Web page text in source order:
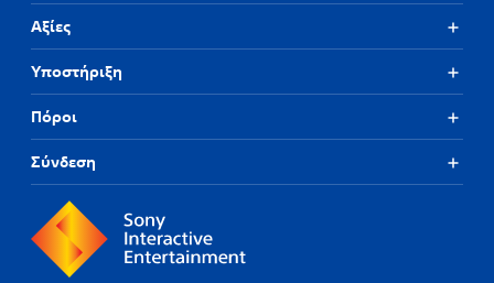
Αξίες
Υποστήριξη
Πόροι
Σύνδεση